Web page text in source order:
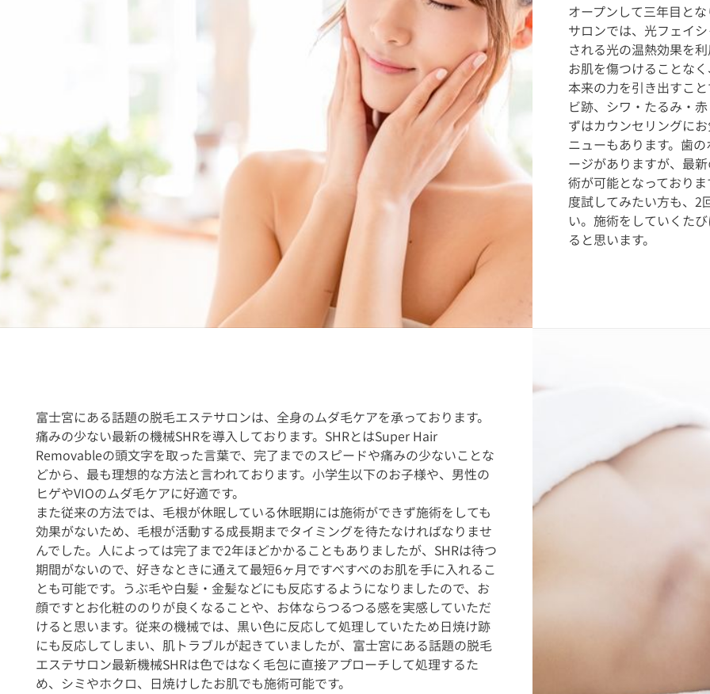
オープンして三年目と
サロンでは、光フェイ
される光の温熱効果を
お肌を傷つけることな
本来の力を引き出すこ
ビ跡、シワ・たるみ・
ずはカウンセリングに
ニューもあります。歯
ージがありますが、最
術が可能となっており
度試してみたい方も、2
い。施術をしていくた
ると思います。
富士宮にある話題の脱毛エステサロンは、全身のムダ毛ケアを承っております。
痛みの少ない最新の機械SHRを導入しております。SHRとはSuper Hair
Removableの頭文字を取った言葉で、完了までのスピードや痛みの少ないことな
どから、最も理想的な方法と言われております。小学生以下のお子様や、男性の
ヒゲやVIOのムダ毛ケアに好適です。
また従来の方法では、毛根が休眠している休眠期には施術ができず施術をしても
効果がないため、毛根が活動する成長期までタイミングを待たなければなりませ
んでした。人によっては完了まで2年ほどかかることもありましたが、SHRは待つ
期間がないので、好きなときに通えて最短6ヶ月ですべすべのお肌を手に入れるこ
とも可能です。うぶ毛や白髪・金髪などにも反応するようになりましたので、お
顔ですとお化粧ののりが良くなることや、お体ならつるつる感を実感していただ
けると思います。従来の機械では、黒い色に反応して処理していたため日焼け跡
にも反応してしまい、肌トラブルが起きていましたが、富士宮にある話題の脱毛
エステサロン最新機械SHRは色ではなく毛包に直接アプローチして処理するた
め、シミやホクロ、日焼けしたお肌でも施術可能です。